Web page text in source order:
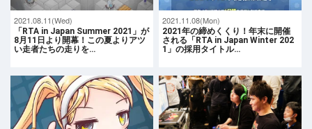
2021.08.11(Wed)
「RTA in Japan Summer 2021」が
8月11日より開幕！この夏よりアツ
い走者たちの走りを…
2021.11.08(Mon)
2021年の締めくくり！年末に開催
される「RTA in Japan Winter 202
1」の採用タイトル…